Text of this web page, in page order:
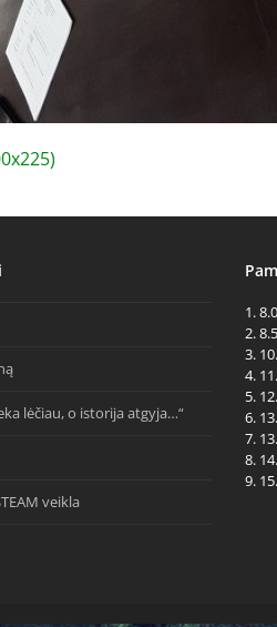
lėčiau, o istorija atgyja…“
veikla
1.
2.
3.
4.
5.
6.
7.
8.
9.